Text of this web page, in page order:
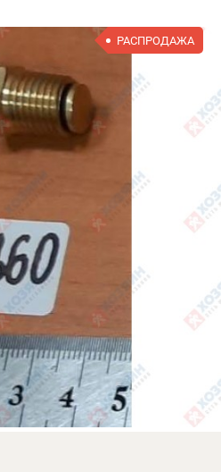
РАСПРОДАЖА